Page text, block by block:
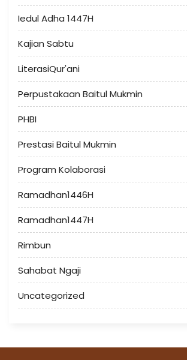
Iedul Adha 1447H
Kajian Sabtu
LiterasiQur'ani
Perpustakaan Baitul Mukmin
PHBI
Prestasi Baitul Mukmin
Program Kolaborasi
Ramadhan1446H
Ramadhan1447H
Rimbun
Sahabat Ngaji
Uncategorized